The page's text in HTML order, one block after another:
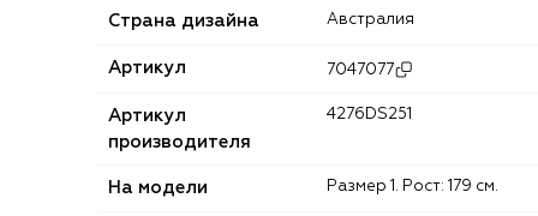
Страна дизайна Австралия
Артикул 7047077
Артикул
производителя
4276DS251
На модели Размер 1. Рост: 179 см.